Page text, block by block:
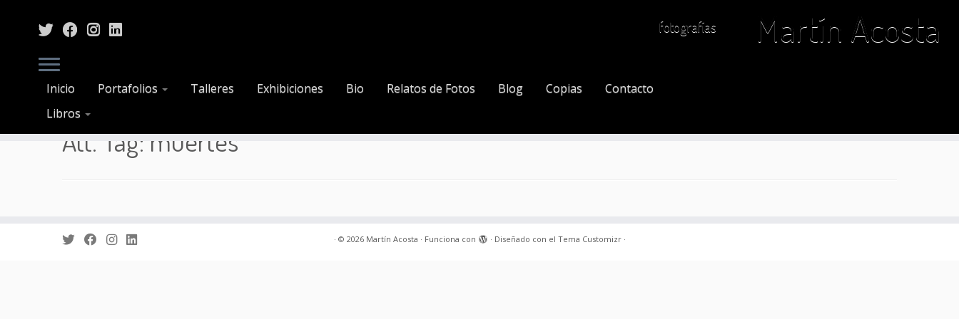
contenido
Martín Acosta
fotografías
Inicio Portafolios Talleres Exhibiciones Bio Relatos de Fotos Blog Copias
Contacto
Libros
Att. Tag:muertes
· © 2026 Martín Acosta · Funciona con · Diseñado con el Tema Customizr·